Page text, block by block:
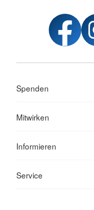
Spenden
Mitwirken
Informieren
Service